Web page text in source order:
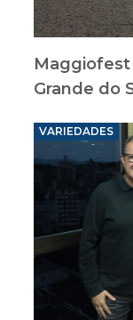
Maggiofest
Grande do
VARIEDADES